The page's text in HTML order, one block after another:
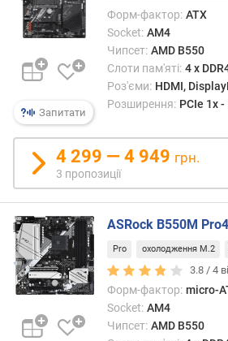
м
а
л
ь
н
й
о
'
а
м
'
я
т
і
(
Запитати
Форм-фактор: ATX
Socket: AM4
Чипсет: AMD B550
Слоти пам'яті: 4 х
Роз'єми: HDMI,
Розширення: PCIe 1x
4 299 — 4 949 грн.
3 пропозиції
ASRock B550M Pro4
Pro охолодження M.2
3.8 /4
Форм-фактор: micro-
Socket: AM4
Чипсет: AMD B550